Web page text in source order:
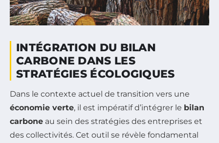
INTÉGRATION DU BILAN
CARBONE DANS LES
STRATÉGIES ÉCOLOGIQUES
Dans le contexte actuel de transition vers une
économie verte, il est impératif d’intégrer le bilan
carbone au sein des stratégies des entreprises et
des collectivités. Cet outil se révèle fondamental